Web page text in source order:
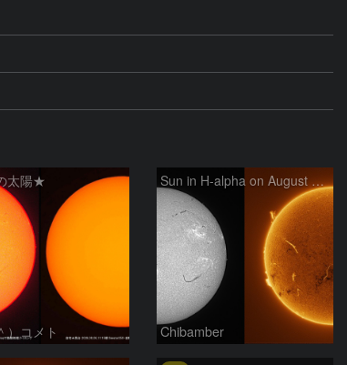
太陽★
）コメト
Sun in H-alpha on August 6, 2026
Chibamber